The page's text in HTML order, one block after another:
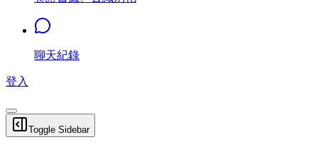
聊天紀錄
登入
Toggle Sidebar